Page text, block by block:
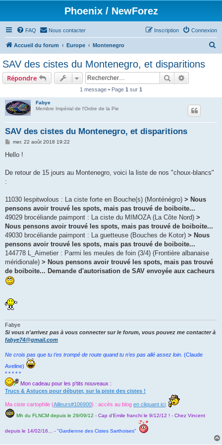
Phoenix / NewForez
FAQ Nous contacter Connexion
Inscription
Accueil du forum Europe Montenegro
SAV des cistes du Montenegro, et disparitions
Répondre Rechercher
1 message • Page 1 sur 1
Fabye
Membre Impérial de l'Ordre de la Pie
SAV des cistes du Montenegro, et disparitions
M
s
g
mer. 22 août 2018 19:22
Hello !
De retour de 15 jours au Montenegro, voici la liste de nos "choux-blancs"
:
11030 lespitwolous : La ciste forte en Bouche(s) (Monténégro) > Nous
pensons avoir trouvé les spots, mais pas trouvé de boiboite...
49029 brocéliande paimpont : La ciste du MIMOZA (La Côte Nord) >
Nous pensons avoir trouvé les spots, mais pas trouvé de boiboite...
49030 brocéliande paimpont : La guetteuse (Bouches de Kotor) > Nous
pensons avoir trouvé les spots, mais pas trouvé de boiboite...
144778 L_Aimetier : Parmi les meules de foin (3/4) (Frontière albanaise
méridionale) > Nous pensons avoir trouvé les spots, mais pas trouvé
de boiboite... Demande d'autorisation de SAV envoyée aux cacheurs
Fabye
Si vous n'arrivez pas à vous connecter sur le forum, vous pouvez me contacter à
fabye74@gmail.com
Ne crois pas que tu t’es trompé de route quand tu n’es pas allé assez loin. (Claude
Aveline)
* * * * *
Mon cadeau pour les p'tits nouveaux :
Trucs & Astuces pour débuter, sur la piste des cistes !
Ma ciste cartophile (Ailleurs#106900) : accès au blog en cliquant ici
Mh du FLNCM depuis le 29/09/12 - Cap d'Emile franchi le 9/12/12 ! - Chez Vincent
depuis le 14/02/16... - "Gardienne des Cistes Sarthoises"